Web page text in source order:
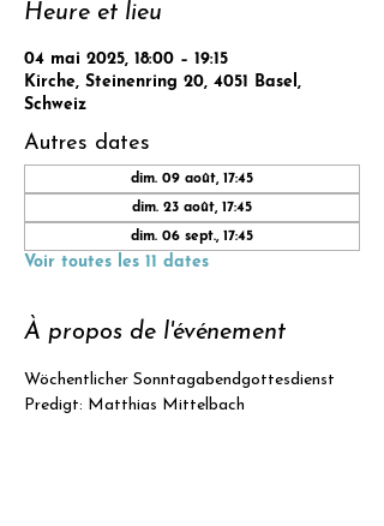
Heure et lieu
04 mai 2025, 18:00 – 19:15
Kirche, Steinenring 20, 4051 Basel,
Schweiz
Autres dates
dim. 09 août, 17:45
dim. 23 août, 17:45
dim. 06 sept., 17:45
Voir toutes les 11 dates
À propos de l'événement
Wöchentlicher Sonntagabendgottesdienst
Predigt: Matthias Mittelbach